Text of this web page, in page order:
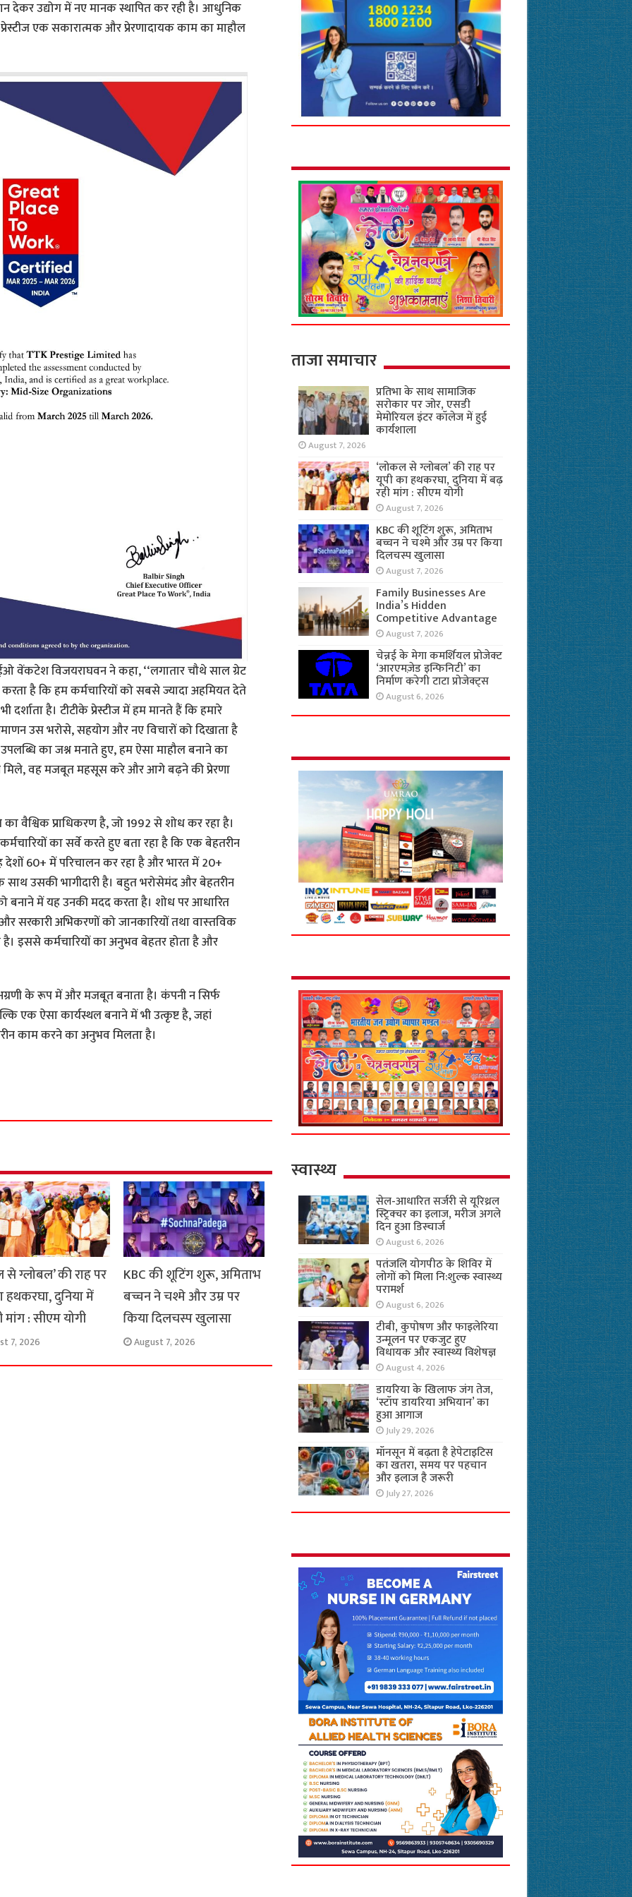
देकर उद्योग में नए मानक स्थापित कर रही है। आधुनिक
एक सकारात्मक और प्रेरणादायक काम का माहौल
वेंकटेश विजयराघवन ने कहा, ‘‘लगातार चौथे साल ग्रेट
है कि हम कर्मचारियों को सबसे ज्यादा अहमियत देते
दर्शाता है। टीटीके प्रेस्टीज में हम मानते हैं कि हमारे
उस भरोसे, सहयोग और नए विचारों को दिखाता है
का जश्न मनाते हुए, हम ऐसा माहौल बनाने का
मिले, वह मजबूत महसूस करे और आगे बढ़ने की प्रेरणा
वैश्विक प्राधिकरण है, जो 1992 से शोध कर रहा है।
का सर्वे करते हुए बता रहा है कि एक बेहतरीन
60+ में परिचालन कर रहा है और भारत में 20+
उसकी भागीदारी है। बहुत भरोसेमंद और बेहतरीन
बनाने में यह उनकी मदद करता है। शोध पर आधारित
सरकारी अभिकरणों को जानकारियों तथा वास्‍तविक
इससे कर्मचारियों का अनुभव बेहतर होता है और
के रूप में और मजबूत बनाता है। कंपनी न सिर्फ
एक ऐसा कार्यस्थल बनाने में भी उत्कृष्ट है, जहां
काम करने का अनुभव मिलता है।
ग्लोबल’ की राह पर
हथकरघा, दुनिया में
मांग : सीएम योगी
7, 2026
KBC की शूटिंग शुरू, अमिताभ
बच्चन ने चश्मे और उम्र पर
किया दिलचस्प खुलासा
August 7, 2026
ताजा समाचार
प्रतिभा के साथ सामाजिक
सरोकार पर जोर, एसडी
मेमोरियल इंटर कॉलेज में हुई
कार्यशाला
August 7, 2026
‘लोकल से ग्लोबल’ की राह पर
यूपी का हथकरघा, दुनिया में बढ़
रही मांग : सीएम योगी
August 7, 2026
KBC की शूटिंग शुरू, अमिताभ
बच्चन ने चश्मे और उम्र पर किया
दिलचस्प खुलासा
August 7, 2026
Family Businesses Are
India’s Hidden
Competitive Advantage
August 7, 2026
चेन्नई के मेगा कमर्शियल प्रोजेक्ट
‘आरएमज़ेड इन्फिनिटी’ का
निर्माण करेगी टाटा प्रोजेक्ट्स
August 6, 2026
स्वास्थ्य
सेल-आधारित सर्जरी से यूरिथ्रल
स्ट्रिक्चर का इलाज, मरीज अगले
दिन हुआ डिस्चार्ज
August 6, 2026
पतंजलि योगपीठ के शिविर में
लोगों को मिला नि:शुल्क स्वास्थ्य
परामर्श
August 6, 2026
टीबी, कुपोषण और फाइलेरिया
उन्मूलन पर एकजुट हुए
विधायक और स्वास्थ्य विशेषज्ञ
August 4, 2026
डायरिया के खिलाफ जंग तेज,
‘स्टॉप डायरिया अभियान’ का
हुआ आगाज
July 29, 2026
मॉनसून में बढ़ता है हेपेटाइटिस
का खतरा, समय पर पहचान
और इलाज है जरूरी
July 27, 2026